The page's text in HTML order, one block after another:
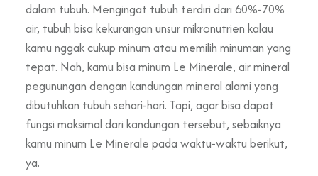
dalam tubuh. Mengingat tubuh terdiri dari 60%-70%
air, tubuh bisa kekurangan unsur mikronutrien kalau
kamu nggak cukup minum atau memilih minuman yang
tepat. Nah, kamu bisa minum Le Minerale, air mineral
pegunungan dengan kandungan mineral alami yang
dibutuhkan tubuh sehari-hari. Tapi, agar bisa dapat
fungsi maksimal dari kandungan tersebut, sebaiknya
kamu minum Le Minerale pada waktu-waktu berikut,
ya.